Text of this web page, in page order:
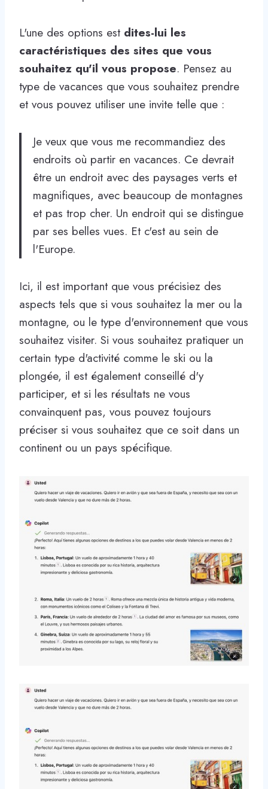
L'une des options est dites-lui les
caractéristiques des sites que vous
souhaitez qu'il vous propose. Pensez au
type de vacances que vous souhaitez prendre
et vous pouvez utiliser une invite telle que :
Je veux que vous me recommandiez des
endroits où partir en vacances. Ce devrait
être un endroit avec des paysages verts et
magnifiques, avec beaucoup de montagnes
et pas trop cher. Un endroit qui se distingue
par ses belles vues. Et c'est au sein de
l'Europe.
Ici, il est important que vous précisiez des
aspects tels que si vous souhaitez la mer ou la
montagne, ou le type d'environnement que vous
souhaitez visiter. Si vous souhaitez pratiquer un
certain type d'activité comme le ski ou la
plongée, il est également conseillé d'y
participer, et si les résultats ne vous
convainquent pas, vous pouvez toujours
préciser si vous souhaitez que ce soit dans un
continent ou un pays spécifique.